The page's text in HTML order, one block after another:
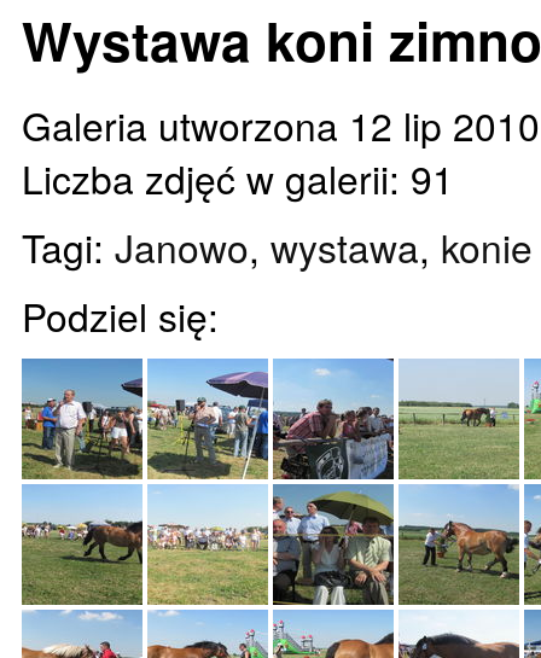
Wystawa koni
Galeria utworzona 12 lip
Liczba zdjęć w galerii: 91
Tagi: Janowo, wystawa,
Podziel się: